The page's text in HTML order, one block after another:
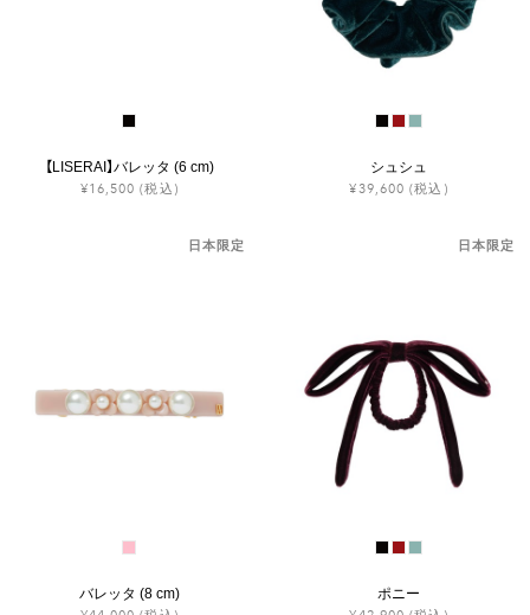
【LISERAI】バレッタ (6 cm)
¥16,500 (税込)
シュシュ
¥39,600 (税込)
日本限定
バレッタ (8 cm)
日本限定
ポニー